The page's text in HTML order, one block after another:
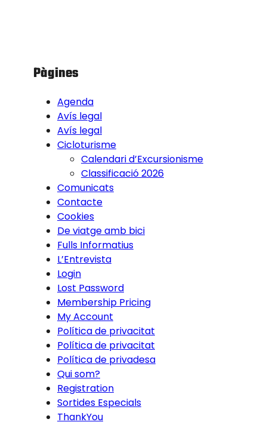
Pàgines
Agenda
Avís legal
Avís legal
Cicloturisme
Calendari d’Excursionisme
Classificació 2026
Comunicats
Contacte
Cookies
De viatge amb bici
Fulls Informatius
L’Entrevista
Login
Lost Password
Membership Pricing
My Account
Política de privacitat
Política de privacitat
Política de privadesa
Qui som?
Registration
Sortides Especials
ThankYou